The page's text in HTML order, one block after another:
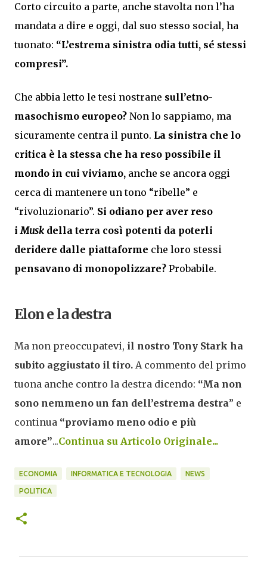
Corto circuito a parte, anche stavolta non l’ha
mandata a dire e oggi, dal suo stesso social, ha
tuonato: “L’estrema sinistra odia tutti, sé stessi
compresi”.
Che abbia letto le tesi nostrane sull’etno-
masochismo europeo? Non lo sappiamo, ma
sicuramente centra il punto. La sinistra che lo
critica è la stessa che ha reso possibile il
mondo in cui viviamo, anche se ancora oggi
cerca di mantenere un tono “ribelle” e
“rivoluzionario”. Si odiano per aver reso
iMusk della terra così potenti da poterli
deridere dalle piattaforme che loro stessi
pensavano di monopolizzare? Probabile.
Elon e la destra
Ma non preoccupatevi, il nostro Tony Stark ha
subito aggiustato il tiro. A commento del primo
tuona anche contro la destra dicendo: “Ma non
sono nemmeno un fan dell’estrema destra” e
continua “proviamo meno odio e più
amore”...Continua su Articolo Originale...
ECONOMIA INFORMATICA E TECNOLOGIA NEWS
POLITICA